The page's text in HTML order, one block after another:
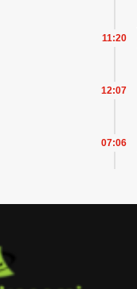
11:20
12:07
07:06